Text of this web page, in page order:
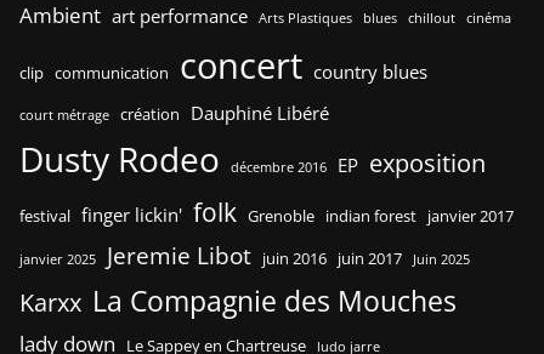
Ambient art performance Arts Plastiques blues chillout cinéma
clip communication concert country blues
court métrage création Dauphiné Libéré
Dusty Rodeo décembre 2016 EP exposition
festival finger lickin' folk Grenoble indian forest janvier 2017
janvier 2025 Jeremie Libot juin 2016 juin 2017 Juin 2025
Karxx La Compagnie des Mouches
lady down Le Sappey en Chartreuse ludo jarre